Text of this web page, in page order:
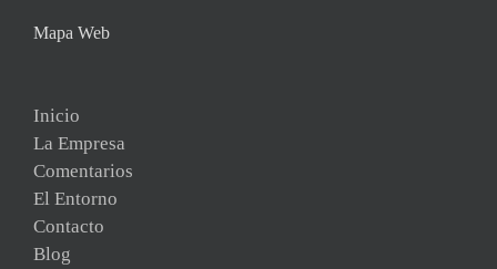
Mapa Web
Inicio
La Empresa
Comentarios
El Entorno
Contacto
Blog